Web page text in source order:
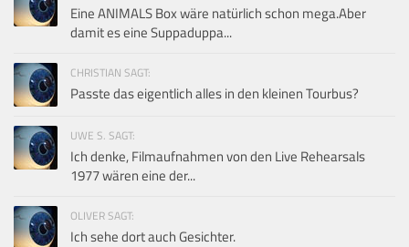
Eine ANIMALS Box wäre natürlich schon mega.Aber
damit es eine Suppaduppa...
CHRISTIAN SAGT:
Passte das eigentlich alles in den kleinen Tourbus?
UWE S. SAGT:
Ich denke, Filmaufnahmen von den Live Rehearsals
1977 wären eine der...
OLIVER SAGT:
Ich sehe dort auch Gesichter.